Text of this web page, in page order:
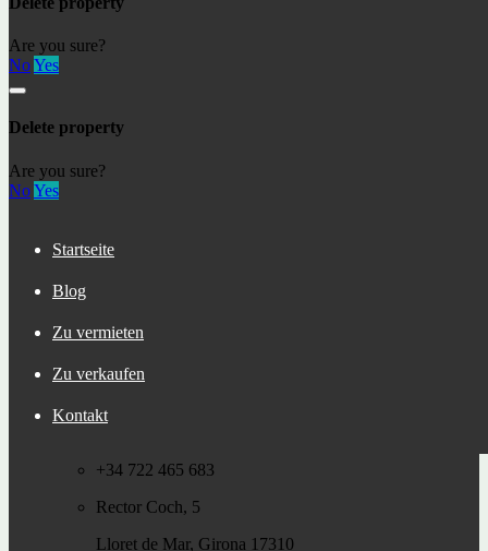
Are you sure?
NoYes
Delete property
Are you sure?
NoYes
Startseite
Blog
Zu vermieten
Zu verkaufen
Kontakt
Продаётся недвижимость в городе Льорет де Мар
156000€
Льорет-де-Мар (Lloret de Mar) – популярный
Residence permit in Spain and immigration
Immobilienkauf in Lloret de Mar, Costa Brava
zurückgeben müssen.
Der Cirque du Soleil ist zurück
Eine Wanderung – entlang des Sees zum größten Baum
Kataloniens!
verbinde dich mit uns
+34 722 465 683
Rector Coch, 5
Lloret de Mar, Girona 17310